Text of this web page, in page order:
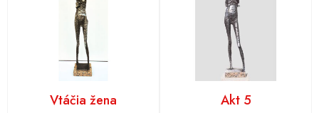
Vtáčia žena Akt 5